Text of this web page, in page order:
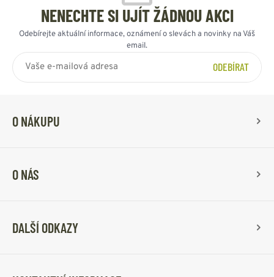
NENECHTE SI UJÍT ŽÁDNOU AKCI
Odebírejte aktuální informace, oznámení o slevách a novinky na Váš
email.
ODEBÍRAT
O NÁKUPU
O NÁS
DALŠÍ ODKAZY